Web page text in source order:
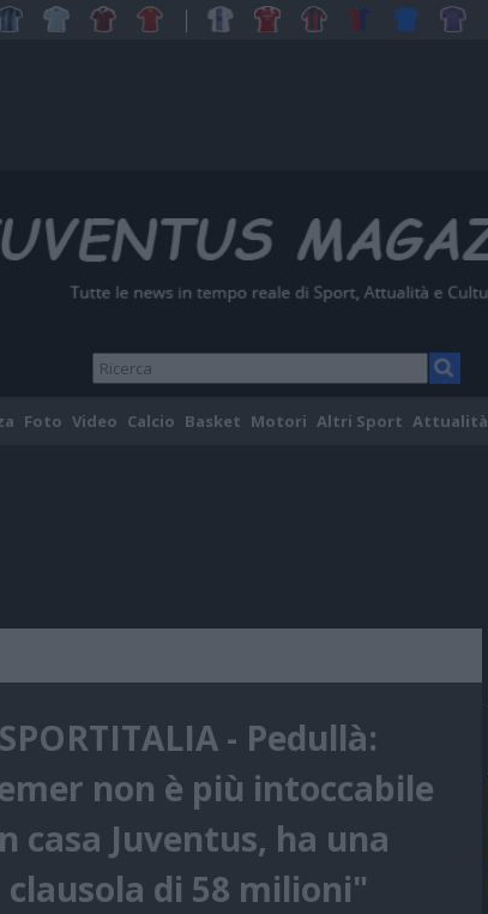
Foto Video Calcio Basket Motori Altri Sport Attualità
SPORTITALIA - Pedullà:
non è più intoccabile
casa Juventus, ha una
clausola di 58 milioni"